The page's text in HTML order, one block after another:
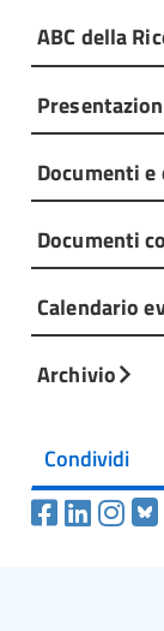
ABC della
Documenti
Documenti
Calendario
Archivio
Condividi